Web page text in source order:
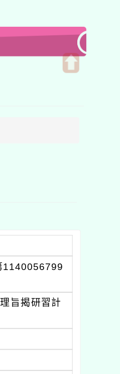
1140056799
旨揭研習計